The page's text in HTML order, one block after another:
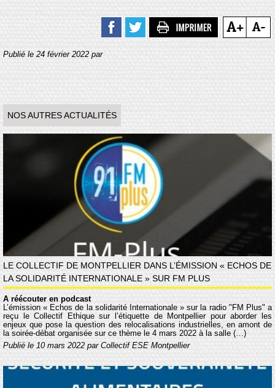
Publié le 24 février 2022 par
NOS AUTRES ACTUALITÉS
LE COLLECTIF DE MONTPELLIER DANS L’ÉMISSION « ECHOS DE
LA SOLIDARITÉ INTERNATIONALE » SUR FM PLUS
A réécouter en podcast
L’émission « Echos de la solidarité Internationale » sur la radio "FM Plus" a
reçu le Collectif Ethique sur l’étiquette de Montpellier pour aborder les
enjeux que pose la question des relocalisations industrielles, en amont de
la soirée-débat organisée sur ce thème le 4 mars 2022 à la salle (…)
Publié le 10 mars 2022 par Collectif ESE Montpellier